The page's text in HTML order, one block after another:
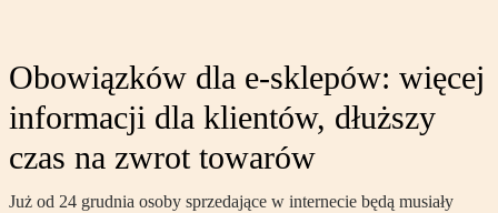
Obowiązków dla e-sklepów: więcej
informacji dla klientów, dłuższy
czas na zwrot towarów
Już od 24 grudnia osoby sprzedające w internecie będą musiały